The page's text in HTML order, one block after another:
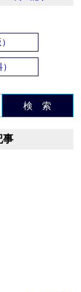
検 索
事